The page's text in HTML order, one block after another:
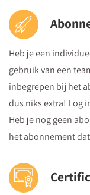
Heb je een
gebruik van een
inbegrepen bij het
dus niks extra! Log
Heb je nog geen
het abonnement